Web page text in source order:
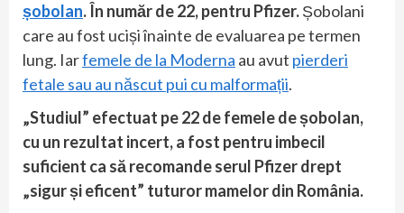
șobolan. În număr de 22, pentru Pfizer.Șobolani
care au fost uciși înainte de evaluarea pe termen
lung. Iarfemele de la Moderna au avut pierderi
fetale sau au născut pui cu malformații.
„Studiul” efectuat pe 22 de femele de șobolan,
cu un rezultat incert, a fost pentru imbecil
suficient ca să recomande serul Pfizer drept
„sigur și eficent” tuturor mamelor din România.